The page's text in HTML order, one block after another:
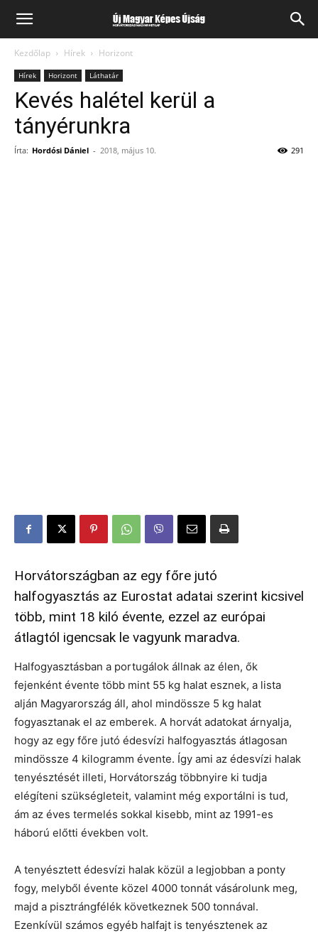
Kezdőlap Hírek Horizont
Hírek Horizont Láthatár
Kevés halétel kerül a
tányérunkra
Írta: Hordósi Dániel - 2018, május 10. 291
Horvátországban az egy főre jutó
halfogyasztás az Eurostat adatai szerint kicsivel
több, mint 18 kiló évente, ezzel az európai
átlagtól igencsak le vagyunk maradva.
Halfogyasztásban a portugálok állnak az élen, ők
fejenként évente több mint 55 kg halat esznek, a lista
alján Magyarország áll, ahol mindössze 5 kg halat
fogyasztanak el az emberek. A horvát adatokat árnyalja,
hogy az egy főre jutó édesvízi halfogyasztás átlagosan
mindössze 4 kilogramm évente. Így ami az édesvízi halak
tenyésztését illeti, Horvátország többnyire ki tudja
elégíteni szükségleteit, valamint még exportálni is tud,
ám az éves termelés sokkal kisebb, mint az 1991-es
háború előtti években volt.
A tenyésztett édesvízi halak közül a legjobban a ponty
fogy, melyből évente közel 4000 tonnát vásárolunk meg,
majd a pisztrángfélék következnek 500 tonnával.
Ezenkívül számos egyéb halfajt is tenyésztenek az